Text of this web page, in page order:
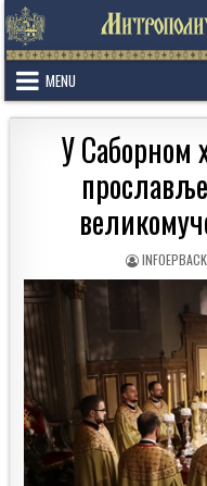
Skip
to
content
MENU
У Саборном
AUTHOR: